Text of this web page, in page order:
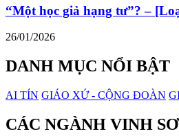
“Một học giả hạng tư”? –
26/01/2026
DANH MỤC NỔI BẬT
AI TÍN GIÁO XỨ - CỘNG ĐOÀN
CÁC NGÀNH VINH